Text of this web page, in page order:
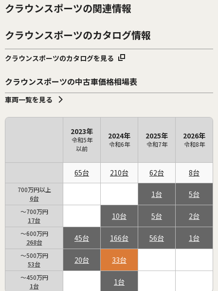
クラウンスポーツの関連情報
クラウンスポーツのカタログ情報
クラウンスポーツのカタログを見る
クラウンスポーツの中古車価格相場表
車両一覧を見る
2023年
令和5年
以前
2024年
令和6年
2025年
令和7年
2026年
令和8年
65 210 62 8
700万円以上
6
1 5
～700万円
17
10 5 2
～600万円
268
45 166 56 1
～500万円
53
20 33
～450万円
1
1